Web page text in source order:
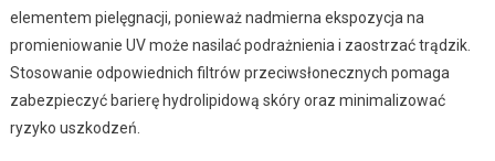
elementem pielęgnacji, ponieważ nadmierna ekspozycja na
promieniowanie UV może nasilać podrażnienia i zaostrzać trądzik.
Stosowanie odpowiednich filtrów przeciwsłonecznych pomaga
zabezpieczyć barierę hydrolipidową skóry oraz minimalizować
ryzyko uszkodzeń.